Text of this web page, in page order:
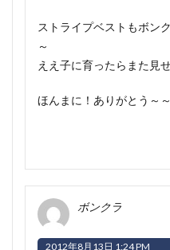
ストライプベストもボン
～
ええ子に育ったらまた見
ほんまに！ありがとう～～
ボンクラ
2012年8月13日 1:24 PM